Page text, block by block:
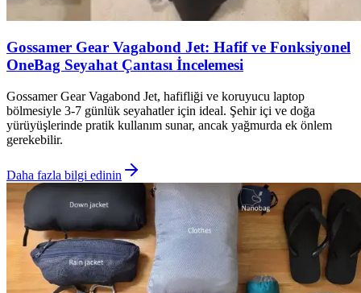
Gossamer Gear Vagabond Jet: Hafif ve Fonksiyonel
OneBag Seyahat Çantası İncelemesi
Gossamer Gear Vagabond Jet, hafifliği ve koruyucu laptop
bölmesiyle 3-7 günlük seyahatler için ideal. Şehir içi ve doğa
yürüyüşlerinde pratik kullanım sunar, ancak yağmurda ek önlem
gerekebilir.
Daha fazla bilgi edinin